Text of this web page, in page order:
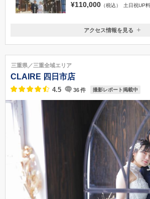
¥110,000 （税込） 土日祝UP
三重県津市雲出本郷町1732
お越しの場合】伊勢自動車道 久居ICより車で10分
アクセス情報を見る
三重県／三重全域エリア
CLAIRE 四日市店
4.5 36件 撮影レポート掲載中